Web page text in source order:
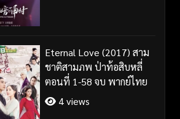
Eternal Love (2017) สาม
ชาติสามภพ ป่าท้อสิบหลี่
ตอนที่ 1-58 จบ พากย์ไทย
4 views